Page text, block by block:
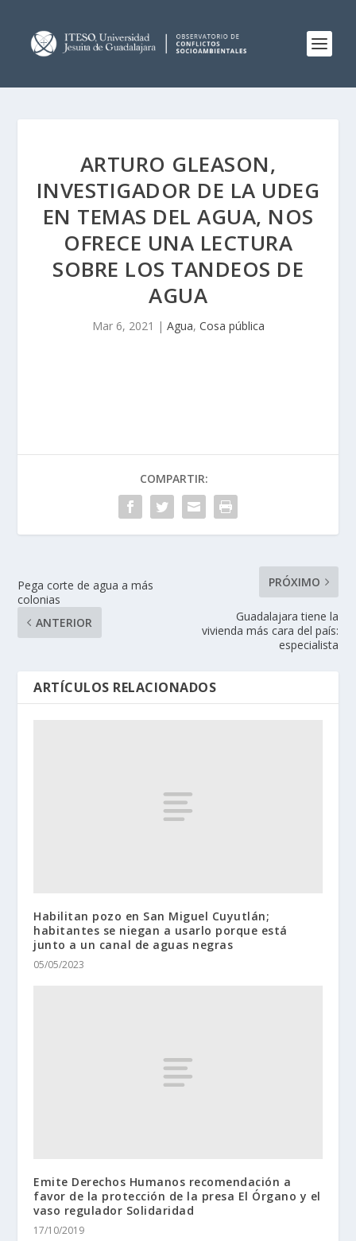
ARTURO GLEASON,
INVESTIGADOR DE LA UDEG
EN TEMAS DEL AGUA, NOS
OFRECE UNA LECTURA
SOBRE LOS TANDEOS DE
AGUA
Mar 6, 2021 | Agua, Cosa pública
COMPARTIR:
Pega corte de agua a más
colonias
ANTERIOR
PRÓXIMO
Guadalajara tiene la
vivienda más cara del país:
especialista
ARTÍCULOS RELACIONADOS
Habilitan pozo en San Miguel Cuyutlán;
habitantes se niegan a usarlo porque está
junto a un canal de aguas negras
05/05/2023
Emite Derechos Humanos recomendación a
favor de la protección de la presa El Órgano y el
vaso regulador Solidaridad
17/10/2019